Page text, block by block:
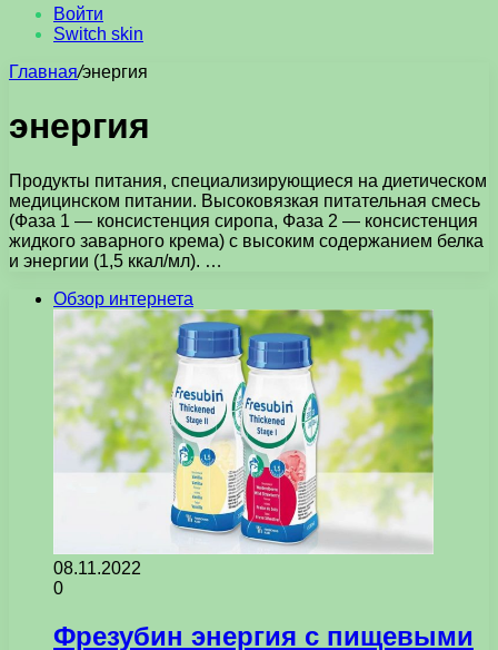
Войти
Switch skin
Главная/энергия
энергия
Продукты питания, специализирующиеся на диетическом
медицинском питании. Высоковязкая питательная смесь
(Фаза 1 — консистенция сиропа, Фаза 2 — консистенция
жидкого заварного крема) с высоким содержанием белка
и энергии (1,5 ккал/мл). …
Обзор интернета
08.11.2022
0
Фрезубин энергия с пищевыми